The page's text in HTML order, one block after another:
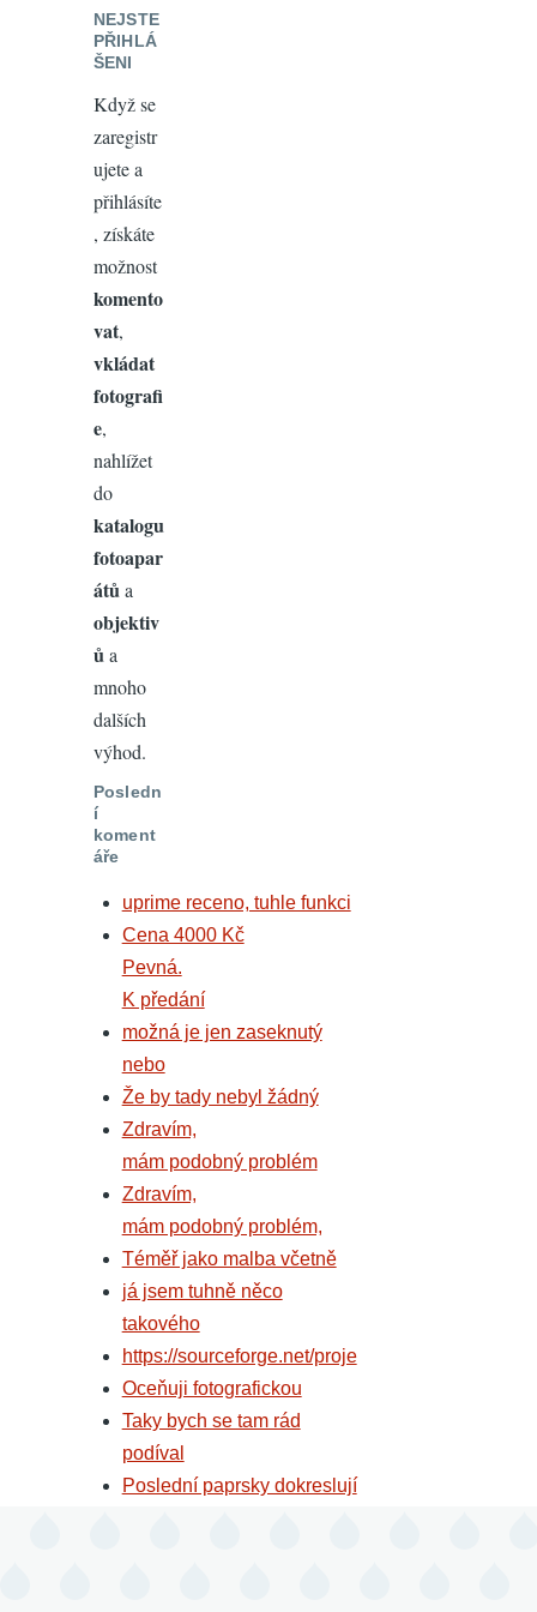
NEJSTE
PŘIHLÁ
ŠENI
Když se
zaregistr
ujete a
přihlásíte
, získáte
možnost
komento
vat,
vkládat
fotografi
e,
nahlížet
do
katalogu
fotoapar
átů a
objektiv
ů a
mnoho
dalších
výhod.
Posledn
í
koment
áře
uprime receno, tuhle funkci
Cena 4000 Kč
Pevná.
K předání
možná je jen zaseknutý
nebo
Že by tady nebyl žádný
Zdravím,
mám podobný problém
Zdravím,
mám podobný problém,
Téměř jako malba včetně
já jsem tuhně něco
takového
https://sourceforge.net/proje
Oceňuji fotografickou
Taky bych se tam rád
podíval
Poslední paprsky dokreslují